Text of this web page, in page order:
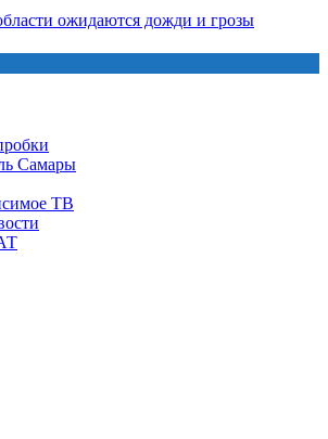
ожидаются дожди и грозы
Самары
ТВ